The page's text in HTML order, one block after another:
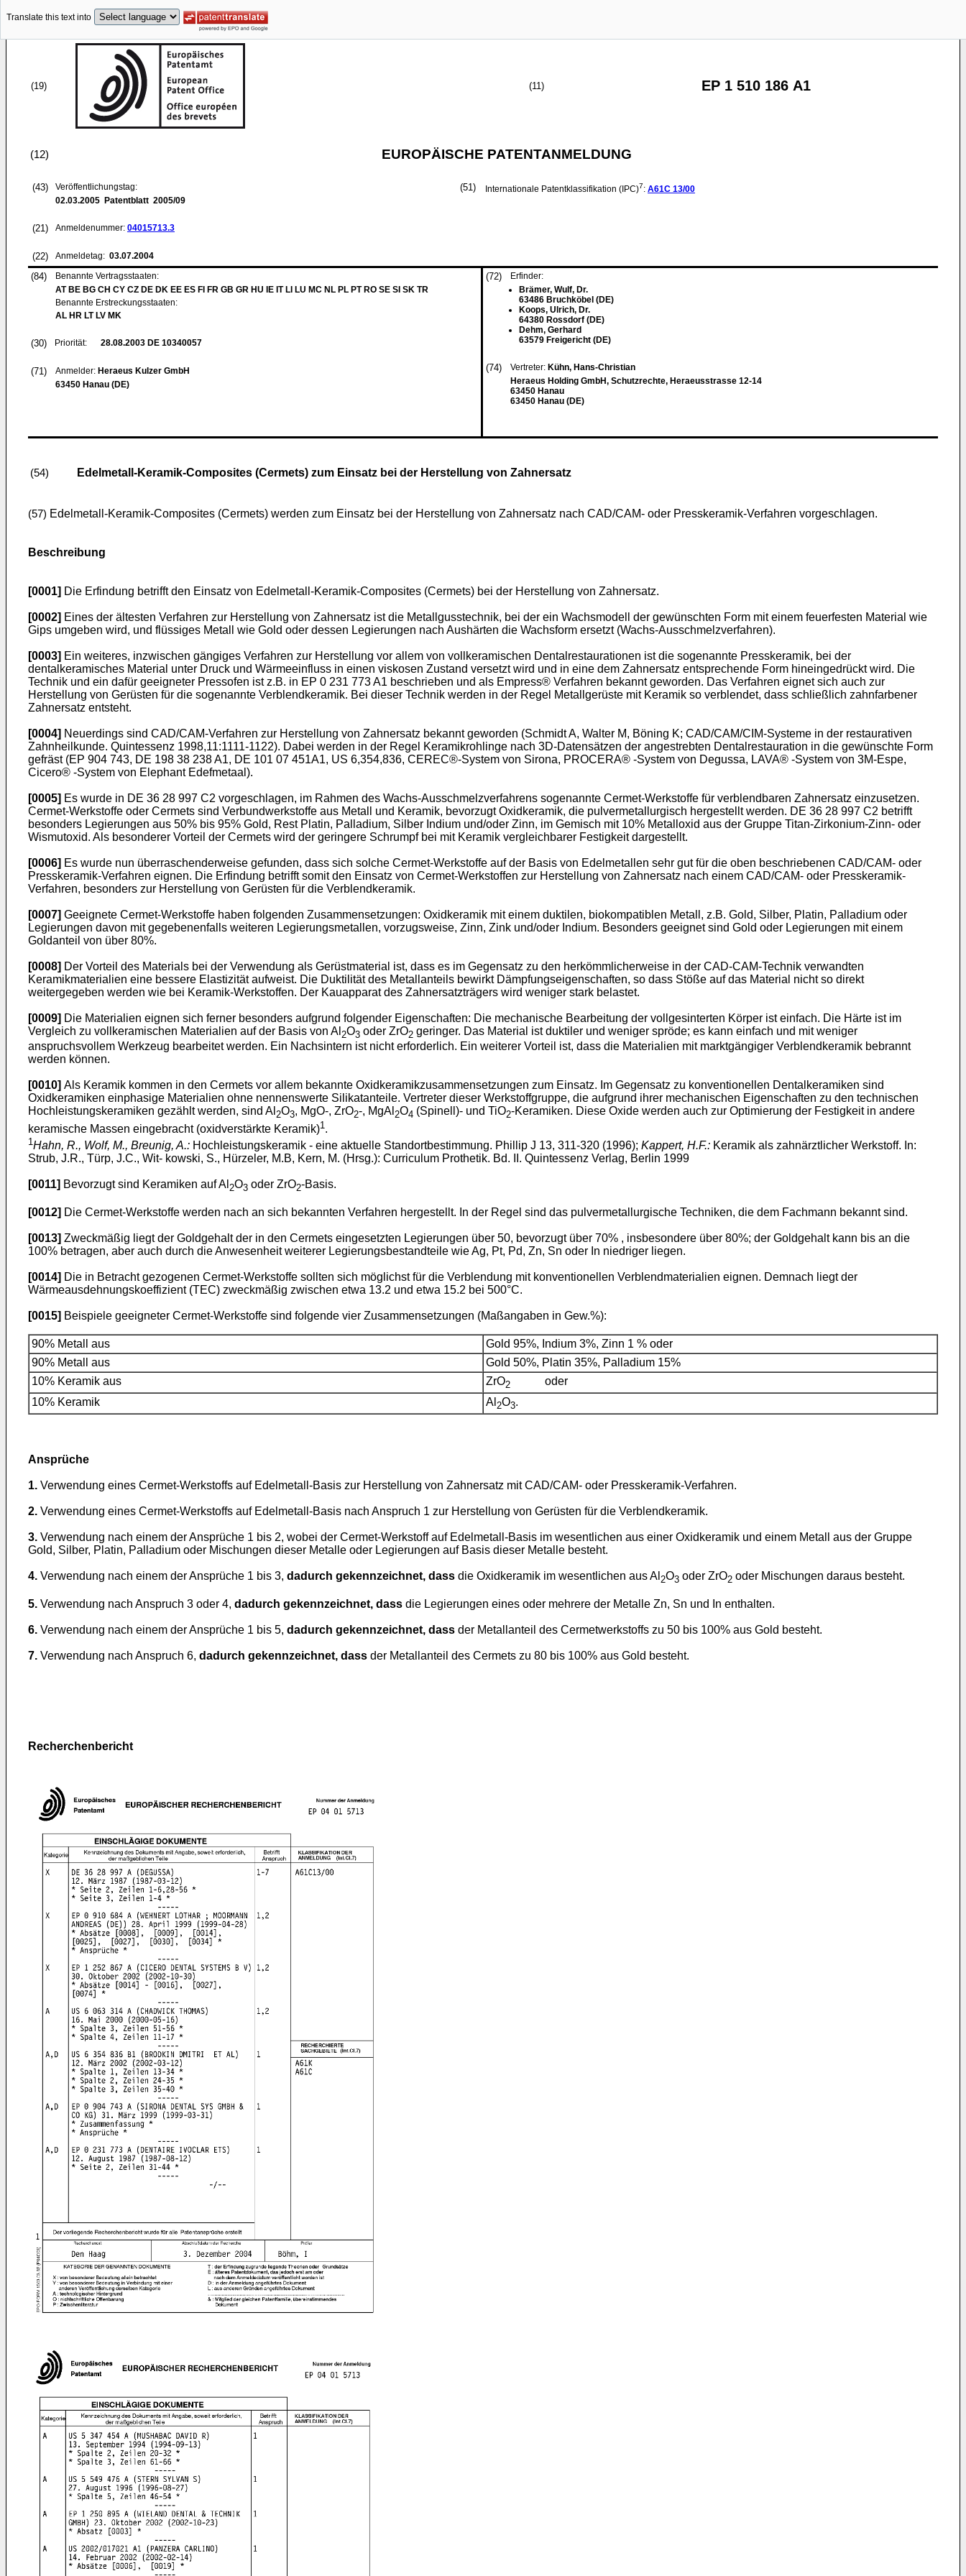
Translate this text into
(19) (11) EP 1 510 186 A1
(12) EUROPÄISCHE PATENTANMELDUNG
(43)
Veröffentlichungstag:
02.03.2005 Patentblatt 2005/09
(21) Anmeldenummer: 04015713.3
(22) Anmeldetag: 03.07.2004
(51) Internationale Patentklassifikation (IPC)7: A61C 13/00
(84)
Benannte Vertragsstaaten:
AT BE BG CH CY CZ DE DK EE ES FI FR GB GR HU IE IT LI LU MC NL PL PT RO SE SI SK TR
Benannte Erstreckungsstaaten:
AL HR LT LV MK
(30) Priorität: 28.08.2003 DE 10340057
(71) Anmelder: Heraeus Kulzer GmbH
63450 Hanau (DE)
(72)
Erfinder:
Brämer, Wulf, Dr.
63486 Bruchköbel (DE)
Koops, Ulrich, Dr.
64380 Rossdorf (DE)
Dehm, Gerhard
63579 Freigericht (DE)
(74) Vertreter: Kühn, Hans-Christian
Heraeus Holding GmbH, Schutzrechte, Heraeusstrasse 12-14
63450 Hanau
63450 Hanau (DE)
(54) Edelmetall-Keramik-Composites (Cermets) zum Einsatz bei der Herstellung von Zahnersatz
(57) Edelmetall-Keramik-Composites (Cermets) werden zum Einsatz bei der Herstellung von Zahnersatz nach CAD/CAM- oder Presskeramik-Verfahren vorgeschlagen.
Beschreibung
[0001] Die Erfindung betrifft den Einsatz von Edelmetall-Keramik-Composites (Cermets) bei der Herstellung von Zahnersatz.
[0002] Eines der ältesten Verfahren zur Herstellung von Zahnersatz ist die Metallgusstechnik, bei der ein Wachsmodell der gewünschten Form mit einem feuerfesten Material wie
Gips umgeben wird, und flüssiges Metall wie Gold oder dessen Legierungen nach Aushärten die Wachsform ersetzt (Wachs-Ausschmelzverfahren).
[0003] Ein weiteres, inzwischen gängiges Verfahren zur Herstellung vor allem von vollkeramischen Dentalrestaurationen ist die sogenannte Presskeramik, bei der
dentalkeramisches Material unter Druck und Wärmeeinfluss in einen viskosen Zustand versetzt wird und in eine dem Zahnersatz entsprechende Form hineingedrückt wird. Die
Technik und ein dafür geeigneter Pressofen ist z.B. in EP 0 231 773 A1 beschrieben und als Empress® Verfahren bekannt geworden. Das Verfahren eignet sich auch zur
Herstellung von Gerüsten für die sogenannte Verblendkeramik. Bei dieser Technik werden in der Regel Metallgerüste mit Keramik so verblendet, dass schließlich zahnfarbener
Zahnersatz entsteht.
[0004] Neuerdings sind CAD/CAM-Verfahren zur Herstellung von Zahnersatz bekannt geworden (Schmidt A, Walter M, Böning K; CAD/CAM/CIM-Systeme in der restaurativen
Zahnheilkunde. Quintessenz 1998,11:1111-1122). Dabei werden in der Regel Keramikrohlinge nach 3D-Datensätzen der angestrebten Dentalrestauration in die gewünschte Form
gefräst (EP 904 743, DE 198 38 238 A1, DE 101 07 451A1, US 6,354,836, CEREC®-System von Sirona, PROCERA® -System von Degussa, LAVA® -System von 3M-Espe,
Cicero® -System von Elephant Edefmetaal).
[0005] Es wurde in DE 36 28 997 C2 vorgeschlagen, im Rahmen des Wachs-Ausschmelzverfahrens sogenannte Cermet-Werkstoffe für verblendbaren Zahnersatz einzusetzen.
Cermet-Werkstoffe oder Cermets sind Verbundwerkstoffe aus Metall und Keramik, bevorzugt Oxidkeramik, die pulvermetallurgisch hergestellt werden. DE 36 28 997 C2 betrifft
besonders Legierungen aus 50% bis 95% Gold, Rest Platin, Palladium, Silber Indium und/oder Zinn, im Gemisch mit 10% Metalloxid aus der Gruppe Titan-Zirkonium-Zinn- oder
Wismutoxid. Als besonderer Vorteil der Cermets wird der geringere Schrumpf bei mit Keramik vergleichbarer Festigkeit dargestellt.
[0006] Es wurde nun überraschenderweise gefunden, dass sich solche Cermet-Werkstoffe auf der Basis von Edelmetallen sehr gut für die oben beschriebenen CAD/CAM- oder
Presskeramik-Verfahren eignen. Die Erfindung betrifft somit den Einsatz von Cermet-Werkstoffen zur Herstellung von Zahnersatz nach einem CAD/CAM- oder Presskeramik-
Verfahren, besonders zur Herstellung von Gerüsten für die Verblendkeramik.
[0007] Geeignete Cermet-Werkstoffe haben folgenden Zusammensetzungen: Oxidkeramik mit einem duktilen, biokompatiblen Metall, z.B. Gold, Silber, Platin, Palladium oder
Legierungen davon mit gegebenenfalls weiteren Legierungsmetallen, vorzugsweise, Zinn, Zink und/oder Indium. Besonders geeignet sind Gold oder Legierungen mit einem
Goldanteil von über 80%.
[0008] Der Vorteil des Materials bei der Verwendung als Gerüstmaterial ist, dass es im Gegensatz zu den herkömmlicherweise in der CAD-CAM-Technik verwandten
Keramikmaterialien eine bessere Elastizität aufweist. Die Duktilität des Metallanteils bewirkt Dämpfungseigenschaften, so dass Stöße auf das Material nicht so direkt
weitergegeben werden wie bei Keramik-Werkstoffen. Der Kauapparat des Zahnersatzträgers wird weniger stark belastet.
[0009] Die Materialien eignen sich ferner besonders aufgrund folgender Eigenschaften: Die mechanische Bearbeitung der vollgesinterten Körper ist einfach. Die Härte ist im
Vergleich zu vollkeramischen Materialien auf der Basis von Al 2O3 oder ZrO2 geringer. Das Material ist duktiler und weniger spröde; es kann einfach und mit weniger
anspruchsvollem Werkzeug bearbeitet werden. Ein Nachsintern ist nicht erforderlich. Ein weiterer Vorteil ist, dass die Materialien mit marktgängiger Verblendkeramik bebrannt
werden können.
[0010] Als Keramik kommen in den Cermets vor allem bekannte Oxidkeramikzusammensetzungen zum Einsatz. Im Gegensatz zu konventionellen Dentalkeramiken sind
Oxidkeramiken einphasige Materialien ohne nennenswerte Silikatanteile. Vertreter dieser Werkstoffgruppe, die aufgrund ihrer mechanischen Eigenschaften zu den technischen
Hochleistungskeramiken gezählt werden, sind Al 2O3, MgO-, ZrO2-, MgAl 2O4 (Spinell)- und TiO2-Keramiken. Diese Oxide werden auch zur Optimierung der Festigkeit in andere
keramische Massen eingebracht (oxidverstärkte Keramik)1.
1Hahn, R., Wolf, M., Breunig, A.: Hochleistungskeramik - eine aktuelle Standortbestimmung. Phillip J 13, 311-320 (1996); Kappert, H.F.: Keramik als zahnärztlicher Werkstoff. In:
Strub, J.R., Türp, J.C., Wit- kowski, S., Hürzeler, M.B, Kern, M. (Hrsg.): Curriculum Prothetik. Bd. II. Quintessenz Verlag, Berlin 1999
[0011] Bevorzugt sind Keramiken auf Al 2O3 oder ZrO2-Basis.
[0012] Die Cermet-Werkstoffe werden nach an sich bekannten Verfahren hergestellt. In der Regel sind das pulvermetallurgische Techniken, die dem Fachmann bekannt sind.
[0013] Zweckmäßig liegt der Goldgehalt der in den Cermets eingesetzten Legierungen über 50, bevorzugt über 70% , insbesondere über 80%; der Goldgehalt kann bis an die
100% betragen, aber auch durch die Anwesenheit weiterer Legierungsbestandteile wie Ag, Pt, Pd, Zn, Sn oder In niedriger liegen.
[0014] Die in Betracht gezogenen Cermet-Werkstoffe sollten sich möglichst für die Verblendung mit konventionellen Verblendmaterialien eignen. Demnach liegt der
Wärmeausdehnungskoeffizient (TEC) zweckmäßig zwischen etwa 13.2 und etwa 15.2 bei 500°C.
[0015] Beispiele geeigneter Cermet-Werkstoffe sind folgende vier Zusammensetzungen (Maßangaben in Gew.%):
90% Metall aus
Gold 95%, Indium 3%, Zinn 1 % oder
90% Metall aus
Gold 50%, Platin 35%, Palladium 15%
10% Keramik aus
ZrO2 oder
10% Keramik
Al 2O3.
Ansprüche
1. Verwendung eines Cermet-Werkstoffs auf Edelmetall-Basis zur Herstellung von Zahnersatz mit CAD/CAM- oder Presskeramik-Verfahren.
2. Verwendung eines Cermet-Werkstoffs auf Edelmetall-Basis nach Anspruch 1 zur Herstellung von Gerüsten für die Verblendkeramik.
3. Verwendung nach einem der Ansprüche 1 bis 2, wobei der Cermet-Werkstoff auf Edelmetall-Basis im wesentlichen aus einer Oxidkeramik und einem Metall aus der Gruppe
Gold, Silber, Platin, Palladium oder Mischungen dieser Metalle oder Legierungen auf Basis dieser Metalle besteht.
4. Verwendung nach einem der Ansprüche 1 bis 3, dadurch gekennzeichnet, dass die Oxidkeramik im wesentlichen aus Al 2O3 oder ZrO2 oder Mischungen daraus besteht.
5. Verwendung nach Anspruch 3 oder 4, dadurch gekennzeichnet, dass die Legierungen eines oder mehrere der Metalle Zn, Sn und In enthalten.
6. Verwendung nach einem der Ansprüche 1 bis 5, dadurch gekennzeichnet, dass der Metallanteil des Cermetwerkstoffs zu 50 bis 100% aus Gold besteht.
7. Verwendung nach Anspruch 6, dadurch gekennzeichnet, dass der Metallanteil des Cermets zu 80 bis 100% aus Gold besteht.
Recherchenbericht